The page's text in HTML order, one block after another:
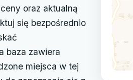
oraz aktualną
się bezpośrednio
baza zawiera
miejsca w tej